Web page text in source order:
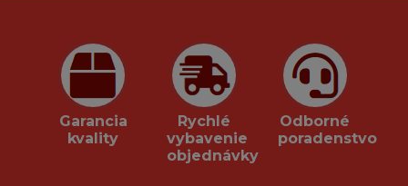
Garancia
kvality
Rychlé
vybavenie
objednávky
Odborné
poradenstvo